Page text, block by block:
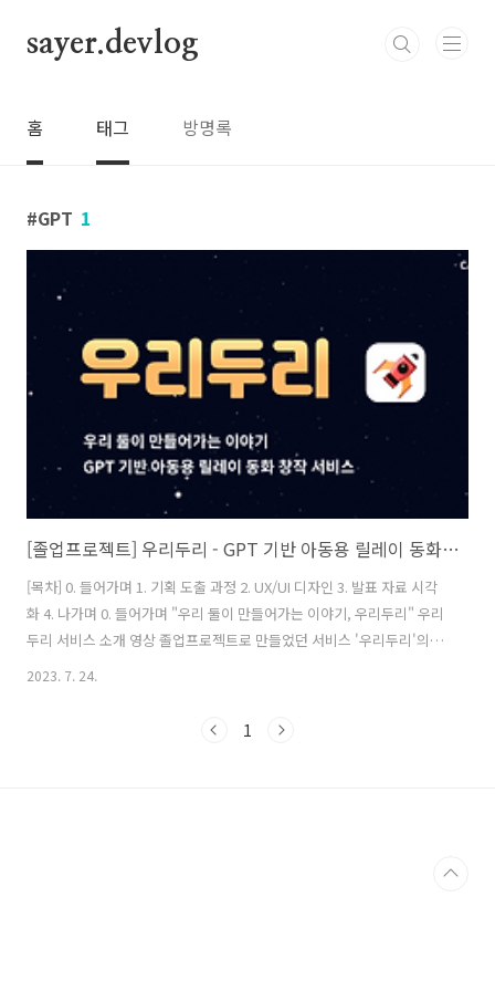
sayer.devlog
홈 태그 방명록
GPT 1
[졸업프로젝트] 우리두리 - GPT 기반 아동용 릴레이 동화 창작 서비스
[목차] 0. 들어가며 1. 기획 도출 과정 2. UX/UI 디자인 3. 발표 자료 시각
화 4. 나가며 0. 들어가며 "우리 둘이 만들어가는 이야기, 우리두리" 우리
두리 서비스 소개 영상 졸업프로젝트로 만들었던 서비스 '우리두리'의 기
획 과정을 정리하는 글입니다. 2022년 하반기에 기획을 시작했는데, 방
하는 우리 서비스도 많은 학우들의 관심을 받게 되었어요. GPT가 대중에
2023. 7. 24.
1